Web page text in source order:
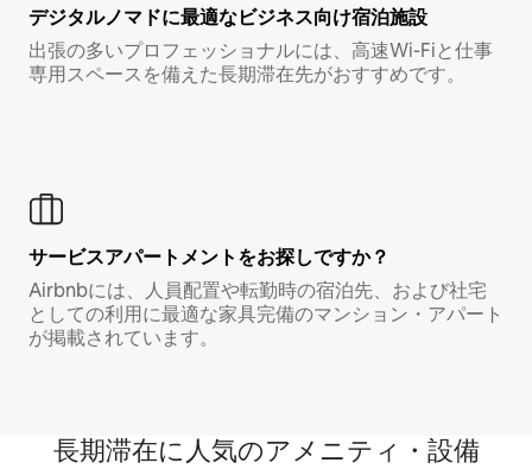
デジタルノマド⁠に最⁠適⁠なビ⁠ジ⁠ネ⁠ス⁠向⁠け宿⁠泊⁠施⁠設
出張の多いプロフェッショナルには、高速Wi-Fiと仕事
専用スペースを備えた長期滞在先がおすすめです。
サービスアパートメントをお探しですか？
Airbnbには、人員配置や転勤時の宿泊先、および社宅
としての利用に最適な家具完備のマンション・アパート
が掲載されています。
長期滞在に人気のアメニティ・設備